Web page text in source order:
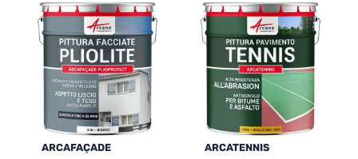
ARCAFAÇADE
ARCATENNIS